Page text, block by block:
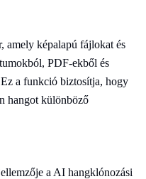
amely képalapú fájlokat és
PDF-ekből és
a funkció biztosítja, hogy
hangot különböző
a AI hangklónozási